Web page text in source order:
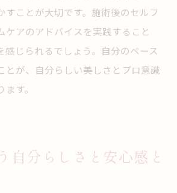
すことが大切です。施術後のセルフ
ケアのアドバイスを実践すること
感じられるでしょう。自分のペース
とが、自分らしい美しさとプロ意識
す。
自分らしさと安心感と